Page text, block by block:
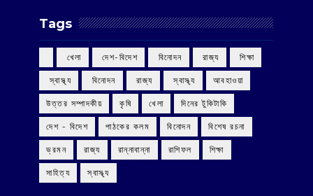
Tags
‌ খেলা ‌ দেশ-বিদেশ ‌ বিনোদন ‌ রাজ্য ‌ শিক্ষা
‌ স্বাস্থ্য ‌ বিনোদন ‌ রাজ্য ‌ স্বাস্থ্য আবহাওয়া
উত্তর সম্পাদকীয় কৃষি খেলা দিনের টুকিটাকি
দেশ - বিদেশ পাঠকের কলম বিনোদন বিশেষ রচনা
ভ্রমন রাজ্য রান্নাবান্না রাশিফল শিক্ষা
সাহিত্য স্বাস্থ্য